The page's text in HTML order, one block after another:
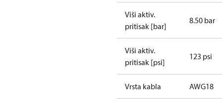
Viši aktiv.
pritisak [bar]
8.50 bar
Viši aktiv.
pritisak [psi]
123 psi
Vrsta kabla AWG18